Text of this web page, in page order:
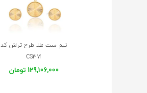
نیم ست طلا طرح تراش کد
CS371
129,106,000 تومان